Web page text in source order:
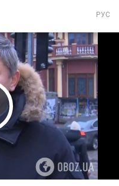
РУС
Video